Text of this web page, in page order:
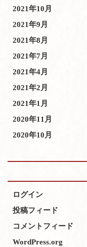
2021年10月
2021年9月
2021年8月
2021年7月
2021年4月
2021年2月
2021年1月
2020年11月
2020年10月
ログイン
投稿フィード
コメントフィード
WordPress.org